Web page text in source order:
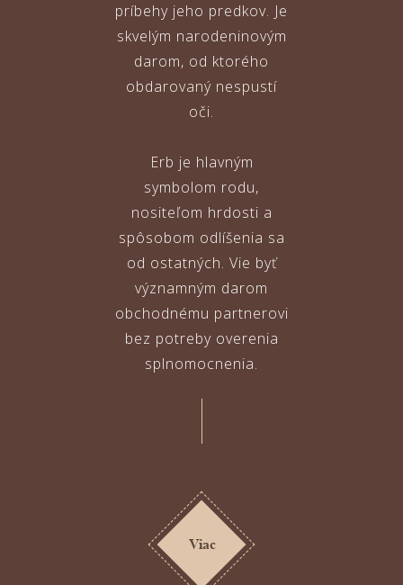
príbehy jeho predkov. Je
skvelým narodeninovým
darom, od ktorého
obdarovaný nespustí
oči.
Erb je hlavným
symbolom rodu,
nositeľom hrdosti a
spôsobom odlíšenia sa
od ostatných. Vie byť
významným darom
obchodnému partnerovi
bez potreby overenia
splnomocnenia.
Viac